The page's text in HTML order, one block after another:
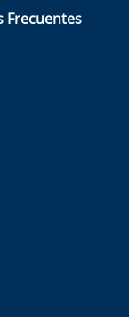
Frecuentes